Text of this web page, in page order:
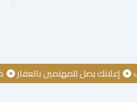
يصل للمهتمين بالعقار كن